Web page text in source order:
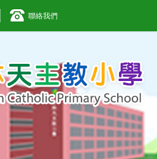
聯絡我們